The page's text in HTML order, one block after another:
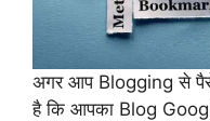
अगर आप Blogging से पैसे
है कि आपका Blog